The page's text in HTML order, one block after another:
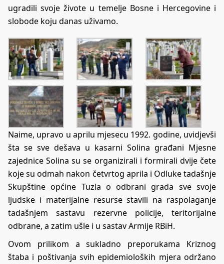
ugradili svoje živote u temelje Bosne i Hercegovine i
slobode koju danas uživamo.
Naime, upravo u aprilu mjesecu 1992. godine, uvidjevši
šta se sve dešava u kasarni Solina građani Mjesne
zajednice Solina su se organizirali i formirali dvije čete
koje su odmah nakon četvrtog aprila i Odluke tadašnje
Skupštine općine Tuzla o odbrani grada sve svoje
ljudske i materijalne resurse stavili na raspolaganje
tadašnjem sastavu rezervne policije, teritorijalne
odbrane, a zatim ušle i u sastav Armije RBiH.
Ovom prilikom a sukladno preporukama Kriznog
štaba i poštivanja svih epidemioloških mjera održano